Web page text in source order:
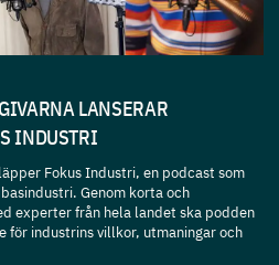
LANSERAR
INDUSTRI
Fokus Industri, en podcast som
Genom korta och
experter från hela landet ska podden
för industrins villkor, utmaningar och